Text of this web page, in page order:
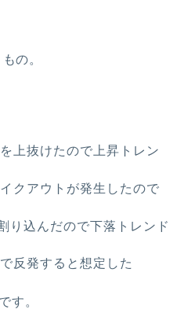
の。
上抜けたので上昇トレン
クアウトが発生したので
り込んだので下落トレンド
反発すると想定した
す。